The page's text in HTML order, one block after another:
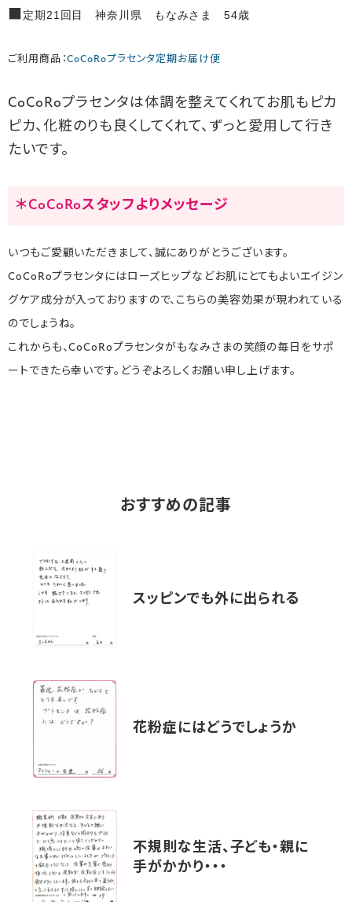
■定期21回目 神奈川県 もなみさま 54歳
ご利用商品：CoCoRoプラセンタ定期お届け便
CoCoRoプラセンタは体調を整えてくれてお肌もピカ
ピカ、化粧のりも良くしてくれて、ずっと愛用して行き
たいです。
＊CoCoRoスタッフよりメッセージ
いつもご愛顧いただきまして、誠にありがとうございます。
CoCoRoプラセンタにはローズヒップなどお肌にとてもよいエイジン
グケア成分が入っておりますので、こちらの美容効果が現われている
のでしょうね。
これからも、CoCoRoプラセンタがもなみさまの笑顔の毎日をサポ
ートできたら幸いです。どうぞよろしくお願い申し上げます。
おすすめの記事
スッピンでも外に出られる
花粉症にはどうでしょうか
不規則な生活、子ども・親に
手がかかり・・・